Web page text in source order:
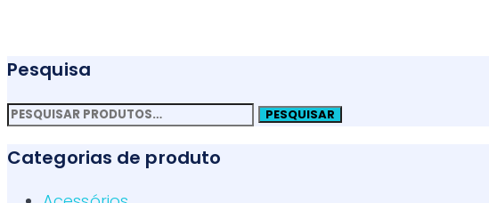
Pesquisa
Pesquisar
PESQUISAR
Categorias de produto